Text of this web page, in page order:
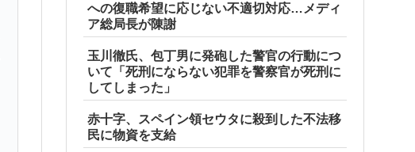
への復職希望に応じない不適切対応…メディ
ア総局長が陳謝
玉川徹氏、包丁男に発砲した警官の行動につ
いて「死刑にならない犯罪を警察官が死刑に
してしまった」
赤十字、スペイン領セウタに殺到した不法移
民に物資を支給